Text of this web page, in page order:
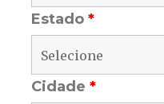
Estado*
Cidade*